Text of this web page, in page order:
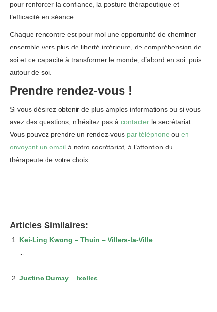
pour renforcer la confiance, la posture thérapeutique et
l’efficacité en séance.
Chaque rencontre est pour moi une opportunité de cheminer
ensemble vers plus de liberté intérieure, de compréhension de
soi et de capacité à transformer le monde, d’abord en soi, puis
autour de soi.
Prendre rendez-vous !
Si vous désirez obtenir de plus amples informations ou si vous
avez des questions, n’hésitez pas à contacter le secrétariat.
Vous pouvez prendre un rendez-vous par téléphone ou en
envoyant un email à notre secrétariat, à l’attention du
thérapeute de votre choix.
Articles Similaires:
Kei-Ling Kwong – Thuin – Villers-la-Ville
...
Justine Dumay – Ixelles
...